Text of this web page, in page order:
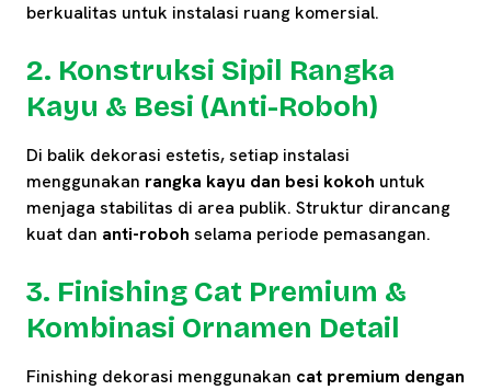
berkualitas untuk instalasi ruang komersial.
2. Konstruksi Sipil Rangka
Kayu & Besi (Anti-Roboh)
Di balik dekorasi estetis, setiap instalasi
menggunakan rangka kayu dan besi kokoh untuk
menjaga stabilitas di area publik. Struktur dirancang
kuat dan anti-roboh selama periode pemasangan.
3. Finishing Cat Premium &
Kombinasi Ornamen Detail
Finishing dekorasi menggunakan cat premium dengan